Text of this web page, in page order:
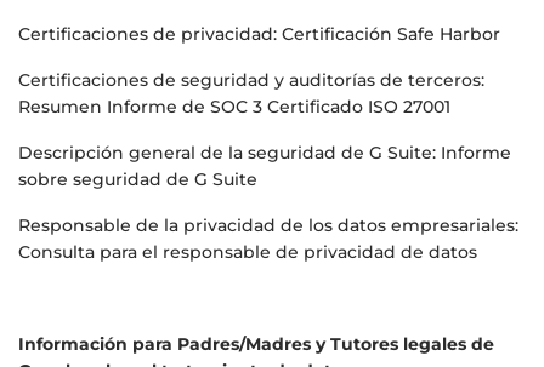
Certificaciones de privacidad: Certificación Safe Harbor
Certificaciones de seguridad y auditorías de terceros:
Resumen Informe de SOC 3 Certificado ISO 27001
Descripción general de la seguridad de G Suite: Informe
sobre seguridad de G Suite
Responsable de la privacidad de los datos empresariales:
Consulta para el responsable de privacidad de datos
Información para Padres/Madres y Tutores legales de